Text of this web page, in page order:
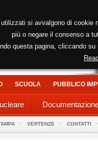
SCUOLA PUBBLICO
VERTENZE CONTATTI
si avvalgono di
più o negare il consenso a
questa pagina, cliccando